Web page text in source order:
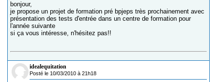
bonjour,
je propose un projet de formation pré bpjeps très prochainement avec
présentation des tests d'entrée dans un centre de formation pour
l'année suivante
si ça vous intéresse, n'hésitez pas!!
idealequitation
Posté le 10/03/2010 à 21h18